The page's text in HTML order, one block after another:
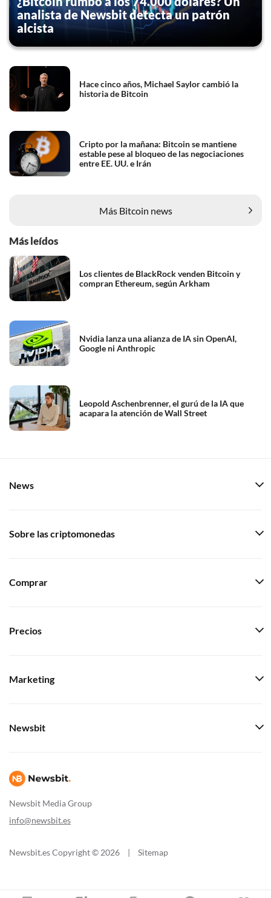
analista de Newsbit detecta un patrón
alcista
Hace cinco años, Michael Saylor cambió la
historia de Bitcoin
Cripto por la mañana: Bitcoin se mantiene
estable pese al bloqueo de las negociaciones
entre EE. UU. e Irán
Más Bitcoin news
Más leídos
Los clientes de BlackRock venden Bitcoin y
compran Ethereum, según Arkham
Nvidia lanza una alianza de IA sin OpenAI,
Google ni Anthropic
Leopold Aschenbrenner, el gurú de la IA que
acapara la atención de Wall Street
Newsbit Media Group
info@newsbit.es
News
Sobre las criptomonedas
Comprar
Precios
Marketing
Newsbit
Newsbit.es Copyright © 2026 | Sitemap